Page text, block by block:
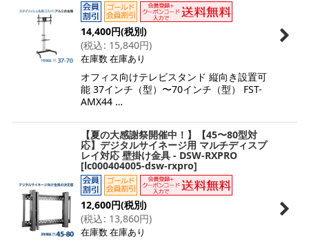
14,400円(税別)
(税込: 15,840円)
在庫数 在庫あり
オフィス向けテレビスタンド 縦向き設置可
能 37インチ（型）〜70インチ（型） FST-
AMX44 …
【夏の大感謝祭開催中！】【45〜80型対
応】デジタルサイネージ用 マルチディスプ
レイ対応 壁掛け金具 - DSW-RXPRO
[lc000404005-dsw-rxpro]
12,600円(税別)
(税込: 13,860円)
在庫数 在庫あり